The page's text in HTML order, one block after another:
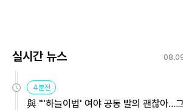
실시간 뉴스
4분전
與 "'하늘이법' 여야 공동 발의 괜찮아…